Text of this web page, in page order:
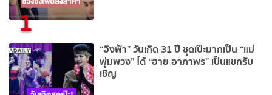
1
“อิงฟ้า” วันเกิด 31 ปี ชุดเป๊ะมากเป็น “แม่
พุ่มพวง” ได้ “ฮาย อาภาพร” เป็นแขกรับ
เชิญ